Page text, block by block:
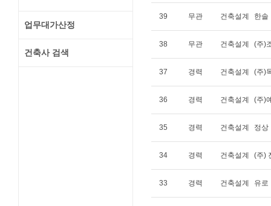
업무대가산정
건축사 검색
39 무관 건축설계 한솔
38 무관 건축설계 (주)
37 경력 건축설계 (주)
36 경력 건축설계 (주)
35 경력 건축설계 정상
34 경력 건축설계 (주)
33 경력 건축설계 유로